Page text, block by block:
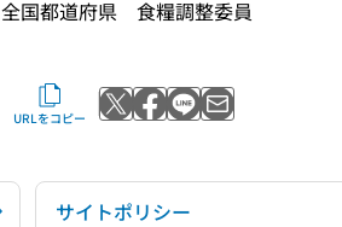
全国都道府県 食糧調整委員
URLをコピー Xでポストする
Facebookでシェアする
LINEで送る
メールで送る
サイトポリシー